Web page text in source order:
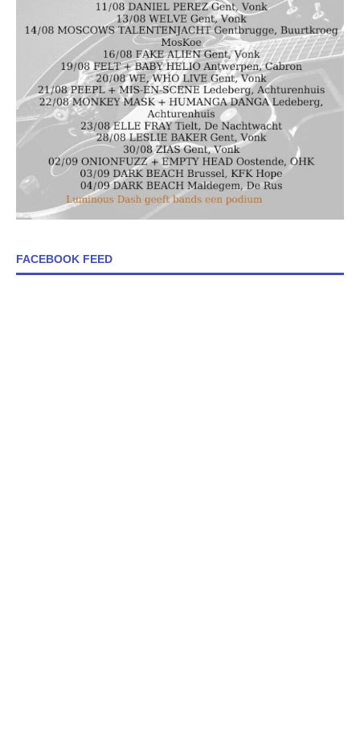
FACEBOOK FEED